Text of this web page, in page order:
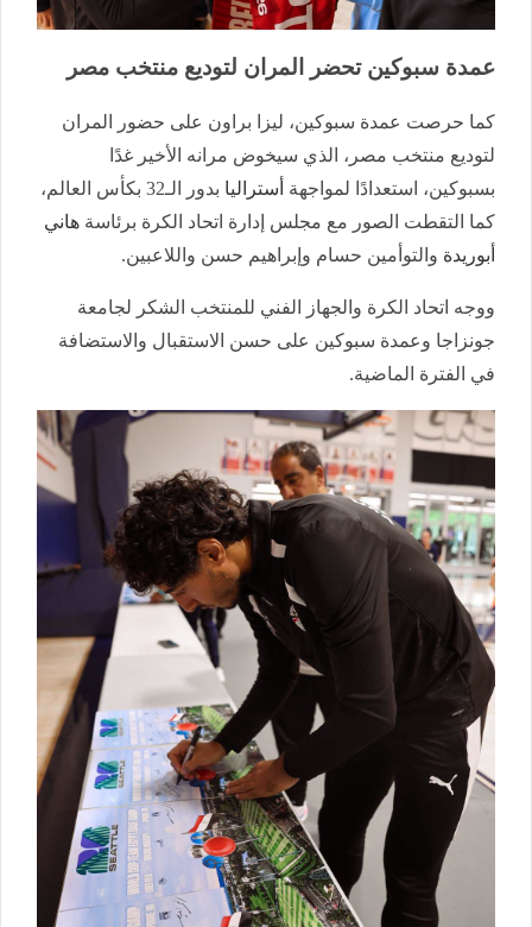
عمدة سبوكين تحضر المران لتوديع منتخب مصر
كما حرصت عمدة سبوكين، ليزا براون على حضور المران
لتوديع منتخب مصر، الذي سيخوض مرانه الأخير غدًا
بسبوكين، استعدادًا لمواجهة أستراليا
بدور الـ32 بكأس العالم،
كما التقطت الصور مع مجلس إدارة اتحاد الكرة برئاسة هاني
أبوريدة والتوأمين حسام وإبراهيم حسن واللاعبين.
ووجه اتحاد الكرة والجهاز الفني للمنتخب الشكر لجامعة
جونزاجا وعمدة سبوكين على حسن الاستقبال والاستضافة
في الفترة الماضية.